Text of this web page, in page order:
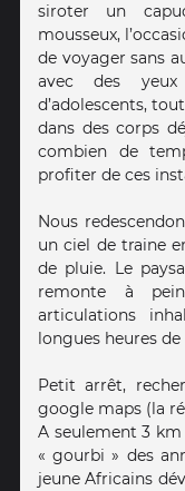
siroter un
mousseux,
de voyager sans
avec des
d’adolescents,
dans des corps
combien de
profiter de ces
Nous
un ciel de traine
de pluie. Le
remonte à
articulations
longues heures
Petit arrêt,
google maps (la
A seulement 3
« gourbi » des
jeune Africains